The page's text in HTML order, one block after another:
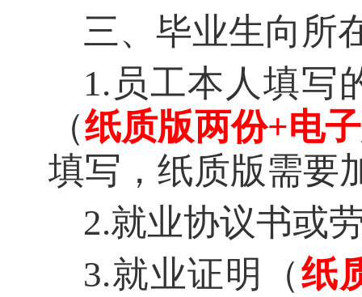
三、毕业生向所
1. 员工本人填写
（纸质版两份+电
填写，纸质版需要
2.就业协议书或
3.就业证明（纸